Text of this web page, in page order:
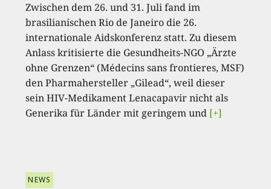
Zwischen dem 26. und 31. Juli fand im
brasilianischen Rio de Janeiro die 26.
internationale Aidskonferenz statt. Zu diesem
Anlass kritisierte die Gesundheits-NGO „Ärzte
ohne Grenzen“ (Médecins sans frontieres, MSF)
den Pharmahersteller „Gilead“, weil dieser
sein HIV-Medikament Lenacapavir nicht als
Generika für Länder mit geringem und [+]
NEWS